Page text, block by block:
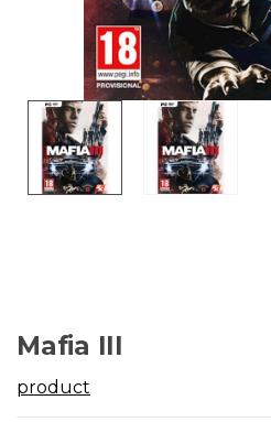
Mafia III
product